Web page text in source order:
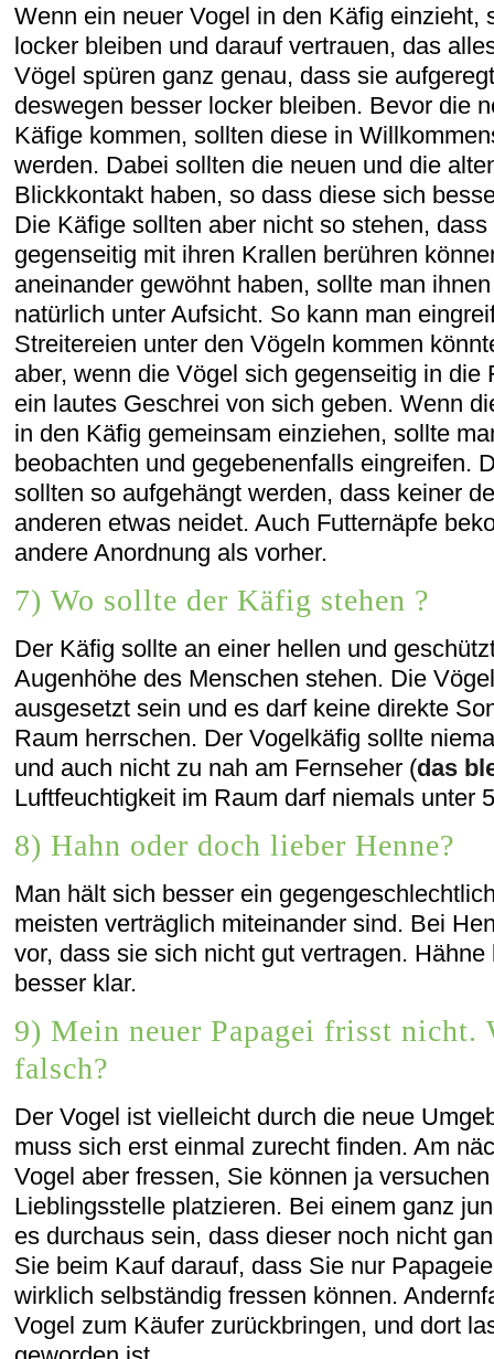
Wenn ein neuer Vogel in den Käfig einzieht,
locker bleiben und darauf vertrauen, das
Vögel spüren ganz genau, dass sie
deswegen besser locker bleiben. Bevor die
Käfige kommen, sollten diese in
werden. Dabei sollten die neuen und die
Blickkontakt haben, so dass diese sich
Die Käfige sollten aber nicht so stehen,
gegenseitig mit ihren Krallen berühren
aneinander gewöhnt haben, sollte man
natürlich unter Aufsicht. So kann man
Streitereien unter den Vögeln kommen
aber, wenn die Vögel sich gegenseitig in die
ein lautes Geschrei von sich geben. Wenn
in den Käfig gemeinsam einziehen, sollte
beobachten und gegebenenfalls eingreifen.
sollten so aufgehängt werden, dass keiner
anderen etwas neidet. Auch Futternäpfe
andere Anordnung als vorher.
7) Wo sollte der Käfig stehen ?
Der Käfig sollte an einer hellen und
Augenhöhe des Menschen stehen. Die
ausgesetzt sein und es darf keine direkte
Raum herrschen. Der Vogelkäfig sollte
und auch nicht zu nah am Fernseher (das
Luftfeuchtigkeit im Raum darf niemals unter
8) Hahn oder doch lieber Henne?
Man hält sich besser ein
meisten verträglich miteinander sind. Bei
vor, dass sie sich nicht gut vertragen.
besser klar.
9) Mein neuer Papagei frisst nicht.
falsch?
Der Vogel ist vielleicht durch die neue
muss sich erst einmal zurecht finden. Am
Vogel aber fressen, Sie können ja
Lieblingsstelle platzieren. Bei einem ganz
es durchaus sein, dass dieser noch nicht
Sie beim Kauf darauf, dass Sie nur
wirklich selbständig fressen können.
Vogel zum Käufer zurückbringen, und dort